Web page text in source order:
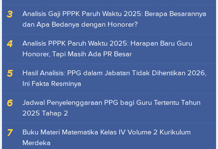
Analisis Gaji PPPK Paruh Waktu 2025: Berapa Besarannya
dan Apa Bedanya dengan Honorer?
Analisis PPPK Paruh Waktu 2025: Harapan Baru Guru
Honorer, Tapi Masih Ada PR Besar
Hasil Analisis: PPG dalam Jabatan Tidak Dihentikan 2026,
Ini Fakta Resminya
Jadwal Penyelenggaraan PPG bagi Guru Tertentu Tahun
2025 Tahap 2
Buku Materi Matematika Kelas IV Volume 2 Kurikulum
Merdeka